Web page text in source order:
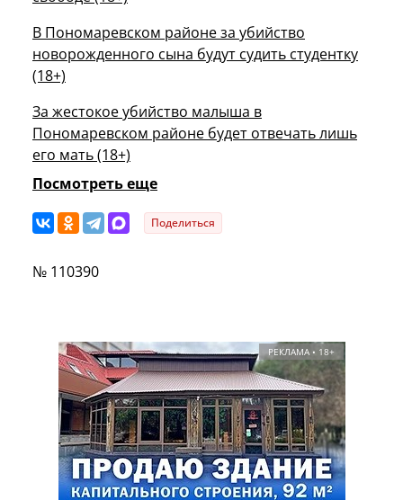
В Пономаревском районе за убийство
новорожденного сына будут судить студентку
(18+)
За жестокое убийство малыша в
Пономаревском районе будет отвечать лишь
его мать (18+)
Посмотреть еще
Поделиться
№ 110390
РЕКЛАМА • 18+